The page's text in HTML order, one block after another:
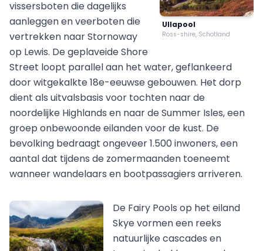
Ullapool
Ross-shire, Schotland
vissersboten die dagelijks
aanleggen en veerboten die
vertrekken naar Stornoway
op Lewis. De geplaveide Shore
Street loopt parallel aan het water, geflankeerd
door witgekalkte 18e-eeuwse gebouwen. Het dorp
dient als uitvalsbasis voor tochten naar de
noordelijke Highlands en naar de Summer Isles, een
groep onbewoonde eilanden voor de kust. De
bevolking bedraagt ongeveer 1.500 inwoners, een
aantal dat tijdens de zomermaanden toeneemt
wanneer wandelaars en bootpassagiers arriveren.
De Fairy Pools op het eiland
Skye vormen een reeks
natuurlijke cascades en